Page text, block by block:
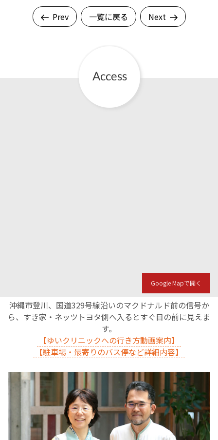
Prev 一覧に戻る Next
Google Mapで開く
沖縄市登川、国道329号線沿いのマクドナルド前の信号か
ら、すき家・ネッツトヨタ側へ入るとすぐ目の前に見えま
す。
【ゆいクリニックへの行き方動画案内】
【駐車場・最寄りのバス停など詳細内容】